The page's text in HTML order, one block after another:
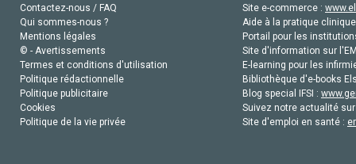
Contactez-nous / FAQ
Qui sommes-nous ?
Mentions légales
© - Avertissements
Termes et conditions d'utilisation
Politique rédactionnelle
Politique publicitaire
Cookies
Politique de la vie privée
Site e-commerce :
Aide à la pratique
Portail pour les
Site d'information sur
E-learning pour les
Bibliothèque d'e-books
Blog special IFSI :
Suivez notre actualité
Site d'emploi en santé :